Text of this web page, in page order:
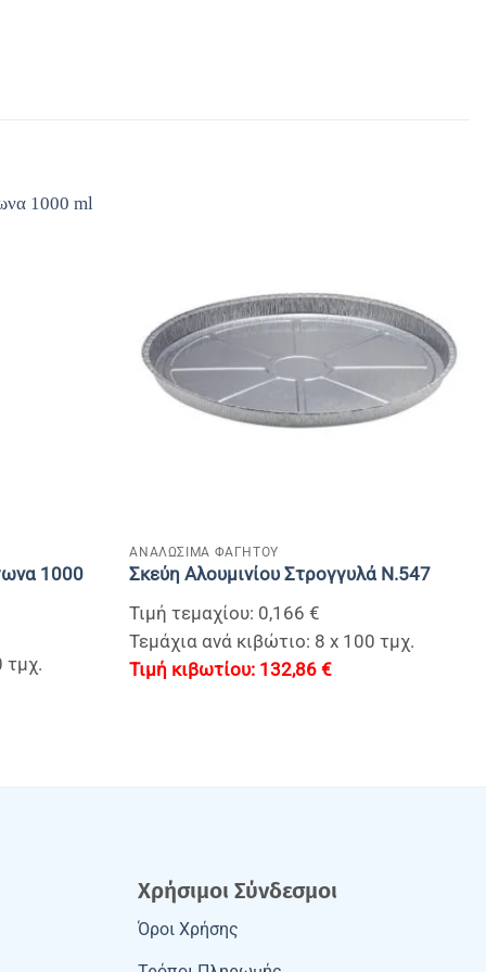
1000
τμχ.
ΑΝΑΛΩΣΙΜΑ ΦΑΓΗΤΟΥ
Σκεύη Αλουμινίου Στρογγυλά Ν.547
Τιμή τεμαχίου: 0,166 €
Τεμάχια ανά κιβώτιο: 8 x 100 τμχ.
132,86€
Χρήσιμοι Σύνδεσμοι
Όροι Χρήσης